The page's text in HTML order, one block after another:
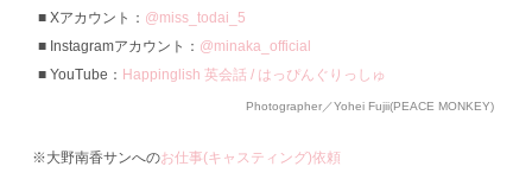
Xアカウント： @miss_todai_5
Instagramアカウント： @minaka_official
YouTube： Happinglish 英会話 / はっぴんぐりっしゅ
Photographer／Yohei Fujii(PEACE MONKEY)
※大野南香サンへのお仕事(キャスティング)依頼